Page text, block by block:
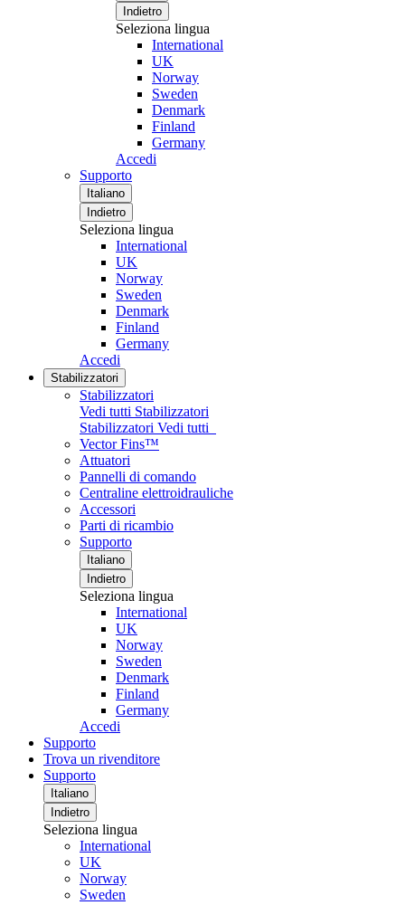
Indietro
Seleziona lingua
International
UK
Norway
Sweden
Denmark
Finland
Germany
Accedi
Supporto
Italiano
Indietro
Seleziona lingua
International
UK
Norway
Sweden
Denmark
Finland
Germany
Accedi
Stabilizzatori
Stabilizzatori
Vedi tutti Stabilizzatori
Stabilizzatori Vedi tutti
Vector Fins™
Attuatori
Pannelli di comando
Centraline elettroidrauliche
Accessori
Parti di ricambio
Supporto
Italiano
Indietro
Seleziona lingua
International
UK
Norway
Sweden
Denmark
Finland
Germany
Accedi
Supporto
Trova un rivenditore
Supporto
Italiano
Indietro
Seleziona lingua
International
UK
Norway
Sweden